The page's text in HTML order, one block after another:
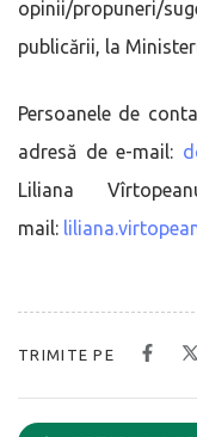
opinii/propuneri/
publicării, la
Persoanele de
adresă de e-mail:
Liliana
mail:
TRIMITE PE